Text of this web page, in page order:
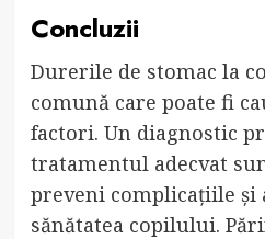
Concluzii
Durerile de stomac la
comună care poate fi
factori. Un diagnostic
tratamentul adecvat
preveni complicațiile și
sănătatea copilului.